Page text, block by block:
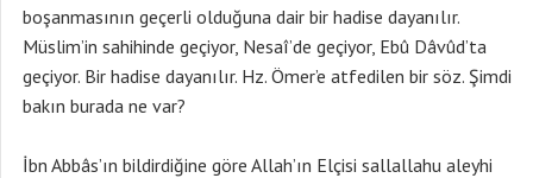
boşanmasının geçerli olduğuna dair bir hadise dayanılır.
Müslim’in sahihinde geçiyor, Nesaî’de geçiyor, Ebû Dâvûd’ta
geçiyor. Bir hadise dayanılır. Hz. Ömer’e atfedilen bir söz. Şimdi
bakın burada ne var?
İbn Abbâs’ın bildirdiğine göre Allah’ın Elçisi sallallahu aleyhi